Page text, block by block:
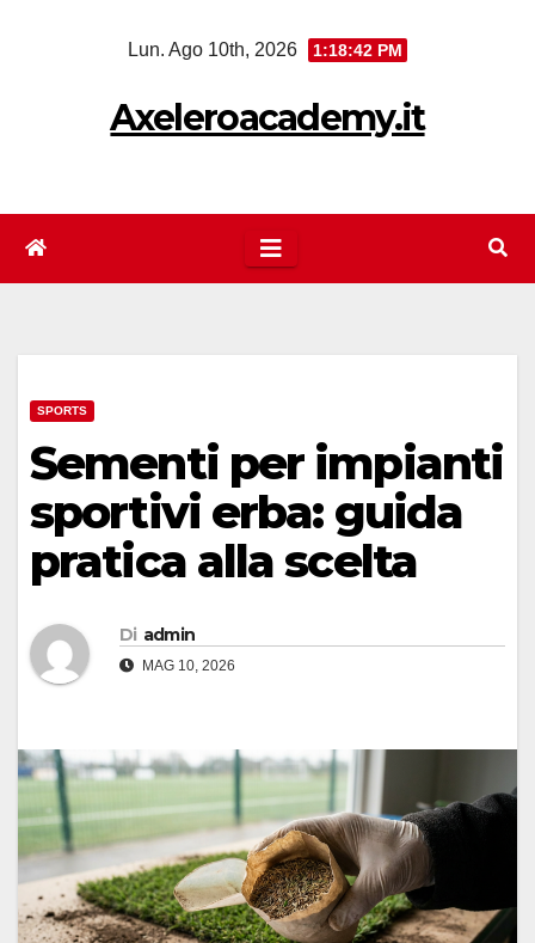
Lun. Ago 10th, 2026 1:18:43 PM
Axeleroacademy.it
SPORTS
Sementi per impianti
sportivi erba: guida
pratica alla scelta
Di admin
MAG 10, 2026